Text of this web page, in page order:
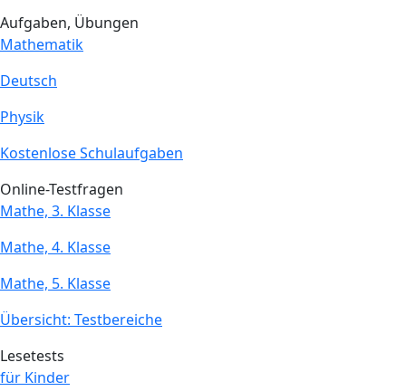
Aufgaben, Übungen
Mathematik
Deutsch
Physik
Kostenlose Schulaufgaben
Online-Testfragen
Mathe, 3. Klasse
Mathe, 4. Klasse
Mathe, 5. Klasse
Übersicht: Testbereiche
Lesetests
für Kinder